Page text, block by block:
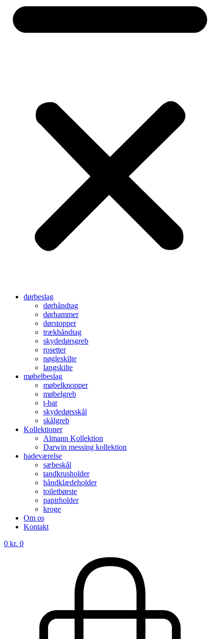
dørbeslag
dørhåndtag
dørhammer
dørstopper
trækhåndtag
skydedørsgreb
rosetter
nøgleskilte
langskilte
møbelbeslag
møbelknopper
møbelgreb
t-bar
skydedørsskål
skålgreb
Kollektioner
Almann Kollektion
Darwin messing kollektion
badeværelse
sæbeskål
tandkrusholder
håndklædeholder
toiletbørste
papirholder
kroge
Om os
Kontakt
0 kr. 0